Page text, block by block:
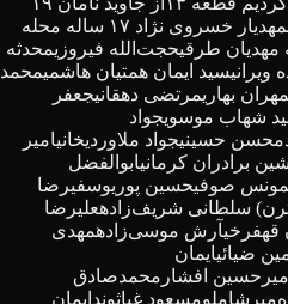
مهدیار خسروی نژاد ۱۷ ساله محله
مهدیان طرقیحجت‌الله فیروزیمحدثه
ویرانیسید ایمان همتیان هاشمیمحمد
مهران بهاریمرتضی دهقانیجعفر
شهاب موسویجواد
حسینیجواد ملاوردیخانیامیر
برادران کرمانیابوالفضل
مونس صوفیحسین پوریوسفیرضا
سلطانی شریف‌زادهعلیرضا
قهفرخیآرش موسی‌زادهمهدی
ضیائیایمان
امیرحسین افشار محمدصادق
مسعود غیاثوند ایمان